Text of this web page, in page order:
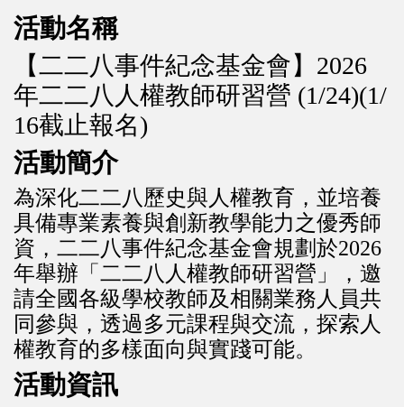
活動名稱
【二二八事件紀念基金會】2026
年二二八人權教師研習營 (1/24)(1/
16截止報名)
活動簡介
為深化二二八歷史與人權教育，並培養
具備專業素養與創新教學能力之優秀師
資，二二八事件紀念基金會規劃於2026
年舉辦「二二八人權教師研習營」，邀
請全國各級學校教師及相關業務人員共
同參與，透過多元課程與交流，探索人
權教育的多樣面向與實踐可能。
活動資訊